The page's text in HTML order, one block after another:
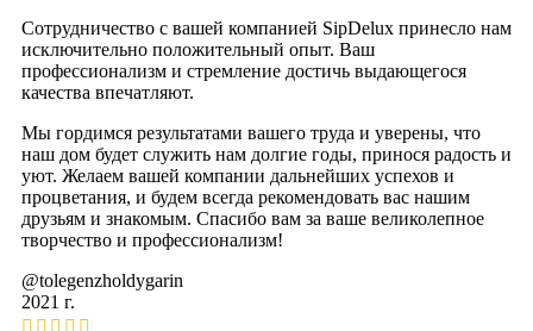
Сотрудничество с вашей компанией SipDelux принесло нам
исключительно положительный опыт. Ваш
профессионализм и стремление достичь выдающегося
качества впечатляют.
Мы гордимся результатами вашего труда и уверены, что
наш дом будет служить нам долгие годы, принося радость и
уют. Желаем вашей компании дальнейших успехов и
процветания, и будем всегда рекомендовать вас нашим
друзьям и знакомым. Спасибо вам за ваше великолепное
творчество и профессионализм!
@tolegenzholdygarin
2021 г.